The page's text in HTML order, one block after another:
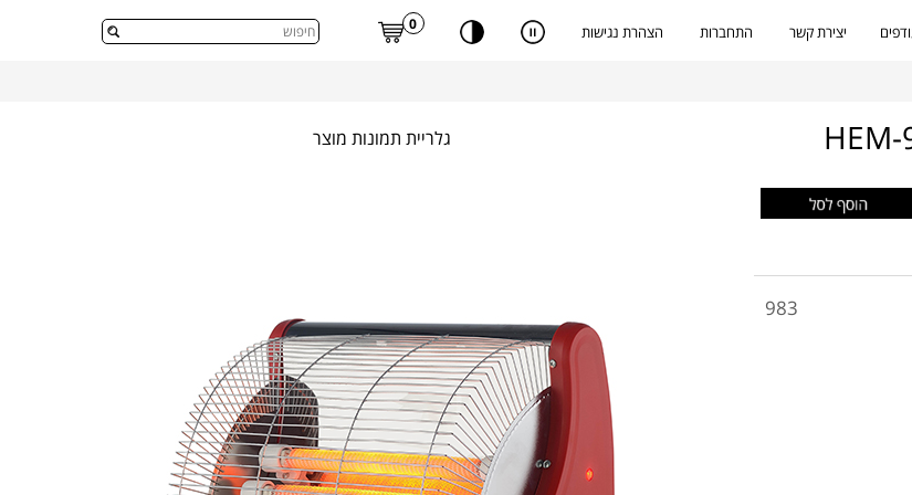
דלג לתוכן העמוד
יצירת קשר התחברות הצהרת נגישות 0
983
גלריית תמונות מוצר